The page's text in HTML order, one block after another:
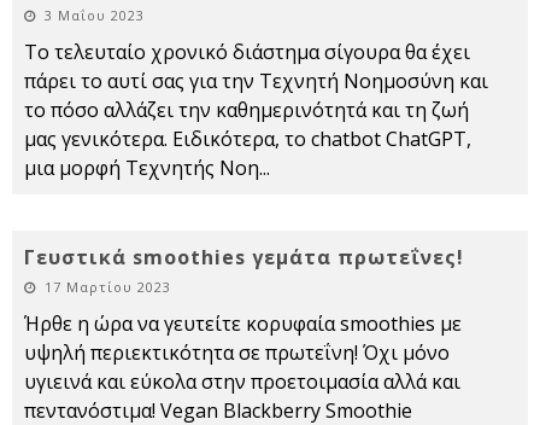
3 Μαΐου 2023
Το τελευταίο χρονικό διάστημα σίγουρα θα έχει
πάρει το αυτί σας για την Τεχνητή Νοημοσύνη και
το πόσο αλλάζει την καθημερινότητά και τη ζωή
μας γενικότερα. Ειδικότερα, το chatbot ChatGPT,
μια μορφή Τεχνητής Νοη...
Γευστικά smoothies γεμάτα πρωτεΐνες!
17 Μαρτίου 2023
Ήρθε η ώρα να γευτείτε κορυφαία smoothies με
υψηλή περιεκτικότητα σε πρωτεΐνη! Όχι μόνο
υγιεινά και εύκολα στην προετοιμασία αλλά και
πεντανόστιμα! Vegan Blackberry Smoothie